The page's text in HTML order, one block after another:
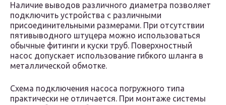
Наличие выводов различного диаметра позволяет
подключить устройства с различными
присоединительными размерами. При отсутствии
пятивыводного штуцера можно использоваться
обычные фитинги и куски труб. Поверхностный
насос допускает использование гибкого шланга в
металлической обмотке.
Схема подключения насоса погружного типа
практически не отличается. При монтаже системы